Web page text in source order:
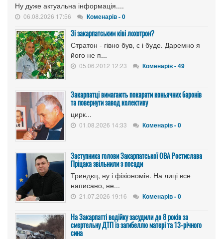
Ну дуже актуальна інформація....
06.08.2026 17:56 Коменарів - 0
Зі закарпатським ківі лохотрон?
Стратон - гівно був, є і буде. Даремно я
його не п...
05.06.2012 12:23 Коменарів - 49
Закарпатці вимагають покарати коньячних баронів
та повернути завод колективу
цирк...
01.08.2026 14:33 Коменарів - 0
Заступника голови Закарпатської ОВА Ростислава
Пріцака звільнили з посади
Триндєц, ну і фізіономія. На лиці все
написано, не...
21.07.2026 19:16 Коменарів - 0
На Закарпатті водійку засудили до 8 років за
смертельну ДТП із загибеллю матері та 13-річного
сина